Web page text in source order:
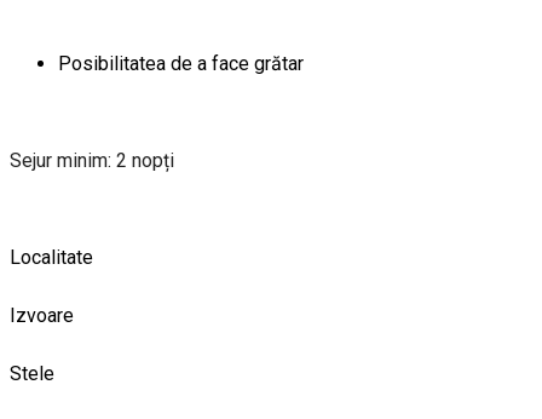
Posibilitatea de a face grătar
Sejur minim: 2 nopți
Localitate
Izvoare
Stele